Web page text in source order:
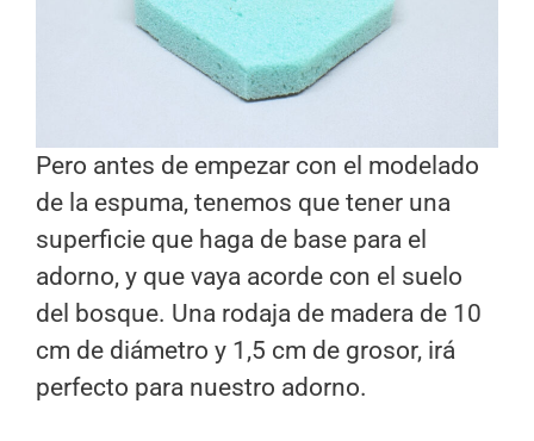
Pero antes de empezar con el modelado
de la espuma, tenemos que tener una
superficie que haga de base para el
adorno, y que vaya acorde con el suelo
del bosque. Una rodaja de madera de 10
cm de diámetro y 1,5 cm de grosor, irá
perfecto para nuestro adorno.